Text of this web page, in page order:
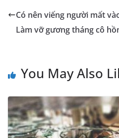
Có nên viếng người mất
Làm vỡ gương tháng cô
You May Also